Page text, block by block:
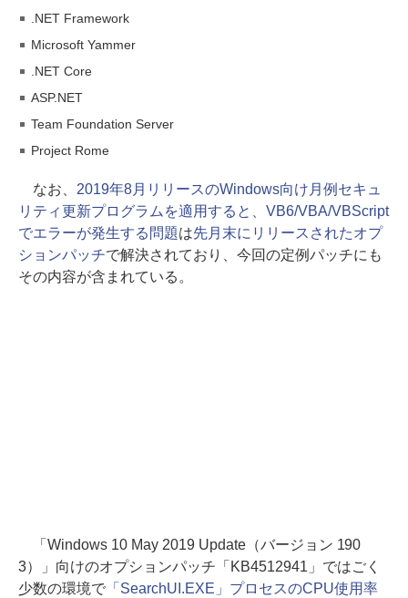
.NET Framework
Microsoft Yammer
.NET Core
ASP.NET
Team Foundation Server
Project Rome
なお、 2019年8月リリースのWindows向け月例セキュ
リティ更新プログラムを適用すると、VB6/VBA/VBScript
でエラーが発生する問題は先月末にリリースされたオプ
ションパッチで解決されており、今回の定例パッチにも
その内容が含まれている。
「Windows 10 May 2019 Update（バージョン 190
3）」向けのオプションパッチ「KB4512941」ではごく
少数の環境で「SearchUI.EXE」プロセスのCPU使用率